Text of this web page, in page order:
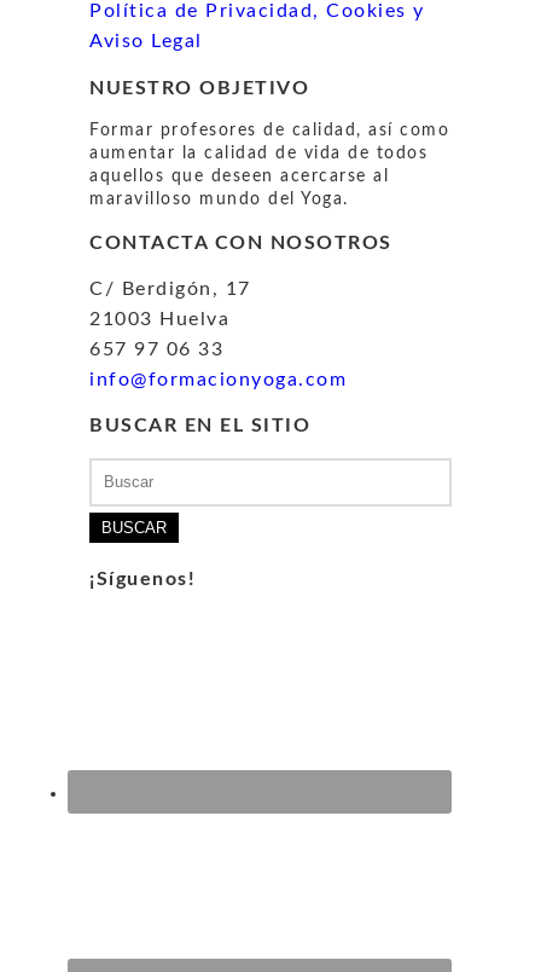
Política de Privacidad, Cookies y
Aviso Legal
NUESTRO OBJETIVO
Formar profesores de calidad, así como
aumentar la calidad de vida de todos
aquellos que deseen acercarse al
maravilloso mundo del Yoga.
CONTACTA CON NOSOTROS
C/ Berdigón, 17
21003 Huelva
657 97 06 33
info@formacionyoga.com
BUSCAR EN EL SITIO
¡Síguenos!